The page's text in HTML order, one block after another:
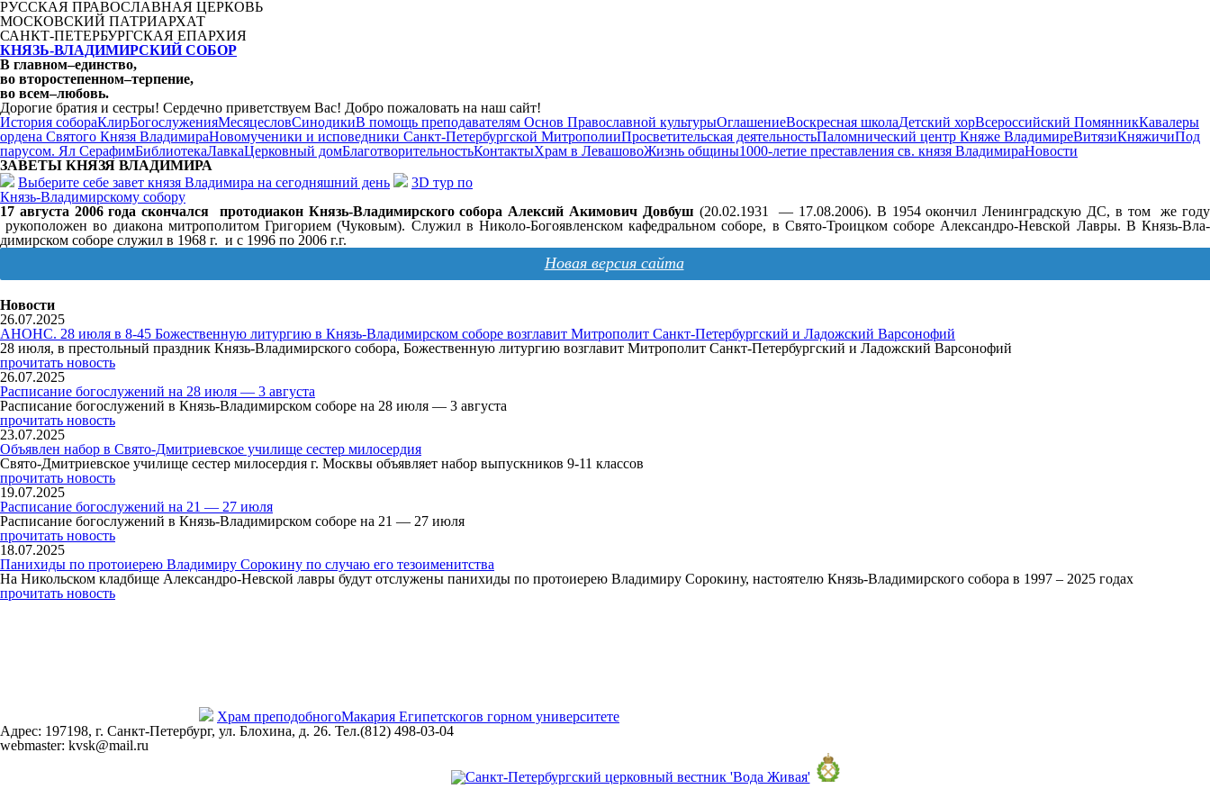
РУССКАЯ ПРАВОСЛАВНАЯ ЦЕРКОВЬ
МОСКОВСКИЙ ПАТРИАРХАТ
САНКТ-ПЕТЕРБУРГСКАЯ ЕПАРХИЯ
КНЯЗЬ-ВЛАДИМИРСКИЙ СОБОР
В главном–единство,
во второстепенном–терпение,
во всем–любовь.
Дорогие братия и сестры! Сердечно приветствуем Вас! Добро пожаловать на наш сайт!
История собораКлирБогослуженияМесяцесловСинодикиВ помощь преподавателям Основ Православной культурыОглашениеВоскресная школаДетский хорВсероссийский ПомянникКавалеры
ордена Святого Князя ВладимираНовомученики и исповедники Санкт-Петербургской МитрополииПросветительская деятельностьПаломнический центр Княже ВладимиреВитязиКняжичиПод
парусом. Ял СерафимБиблиотекаЛавкаЦерковный домБлаготворительностьКонтактыХрам в ЛевашовоЖизнь общины1000-летие преставления св. князя ВладимираНовости
ЗАВЕТЫ КНЯЗЯ ВЛАДИМИРА
Выберите себе завет князя Владимира на сегодняшний день
3D тур по
Князь-Владимирскому собору
17 августа 2006 года скончался протодиакон Князь-Владимирского собора Алексий Акимович Довбуш (20.02.1931 — 17.08.2006). В 1954 окончил Ленинградскую ДС, в том же году
рукоположен во диакона митрополитом Григорием (Чуковым). Служил в Николо-Богоявленском кафедральном соборе, в Свято-Троицком соборе Александро-Невской Лавры. В Князь-Вла­
димирском соборе служил в 1968 г. и с 1996 по 2006 г.г.
Новая версия сайта
Новости
26.07.2025
АНОНС. 28 июля в 8-45 Божественную литургию в Князь-Владимирском соборе возглавит Митрополит Санкт-Петербургский и Ладожский Варсонофий
28 июля, в престольный праздник Князь-Владимирского собора, Божественную литургию возглавит Митрополит Санкт-Петербургский и Ладожский Варсонофий
прочитать новость
26.07.2025
Расписание богослужений на 28 июля — 3 августа
Расписание богослужений в Князь-Владимирском соборе на 28 июля — 3 августа
прочитать новость
23.07.2025
Объявлен набор в Свято-Дмитриевское училище сестер милосердия
Свято-Дмитриевское училище сестер милосердия г. Москвы объявляет набор выпускников 9-11 классов
прочитать новость
19.07.2025
Расписание богослужений на 21 — 27 июля
Расписание богослужений в Князь-Владимирском соборе на 21 — 27 июля
прочитать новость
18.07.2025
Панихиды по протоиерею Владимиру Сорокину по случаю его тезоименитства
На Никольском кладбище Александро-Невской лавры будут отслужены панихиды по протоиерею Владимиру Сорокину, настоятелю Князь-Владимирского собора в 1997 – 2025 годах
прочитать новость
Храм преподобногоМакария Египетскогов горном университете
Адрес: 197198, г. Санкт-Петербург, ул. Блохина, д. 26. Тел.(812) 498-03-04
webmaster: kvsk@mail.ru